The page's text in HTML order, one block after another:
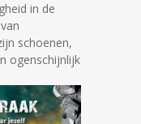
in de
schoenen,
ogenschijnlijk